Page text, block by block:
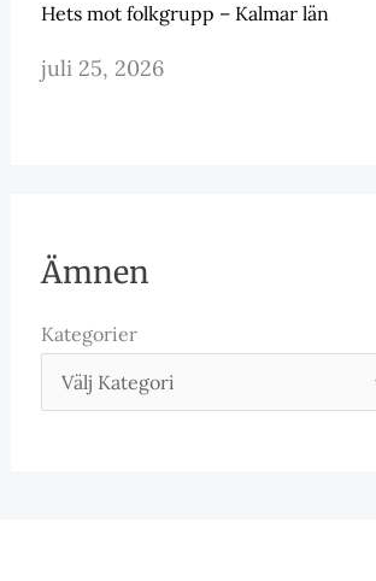
Hets mot folkgrupp – Kalmar län
juli 25, 2026
Ämnen
Kategorier